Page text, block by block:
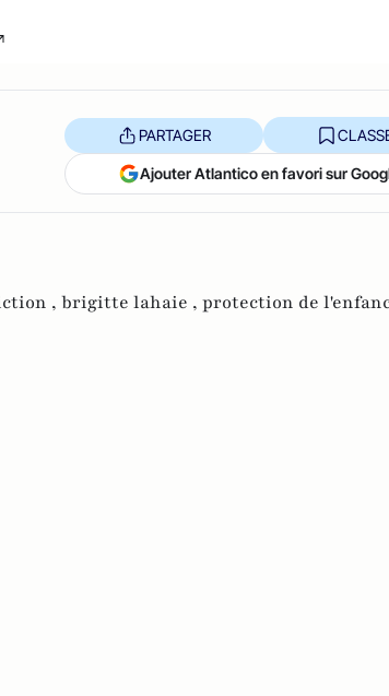
PARTAGER
Ajouter Atlantico en favori sur
, brigitte lahaie , protection de